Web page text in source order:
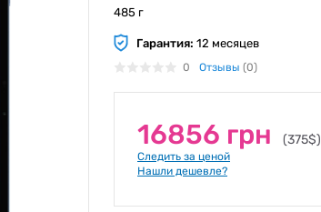
485 г
Гарантия: 12 месяцев
0 Отзывы (0)
16856 грн (375$)
Следить за ценой
Нашли дешевле?